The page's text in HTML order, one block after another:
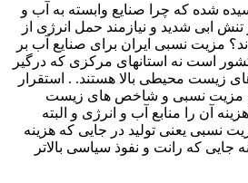
شده که چرا صنایع وابسته به آب و
تنش ابی شدید و نیازمند حمل انرژی از
مزیت نسبی ایران برای صنایع آب بر
است نه استانهای مرکزی که درگیر
زیست محیطی بالا هستند. . استقرار
مزیت نسبی و شاخص های زیست
آن را منابع آب و انرژی و البته
نسبی یعنی تولید در جایی که هزینه
جایی که رانت و نفوذ سیاسی بالاتر